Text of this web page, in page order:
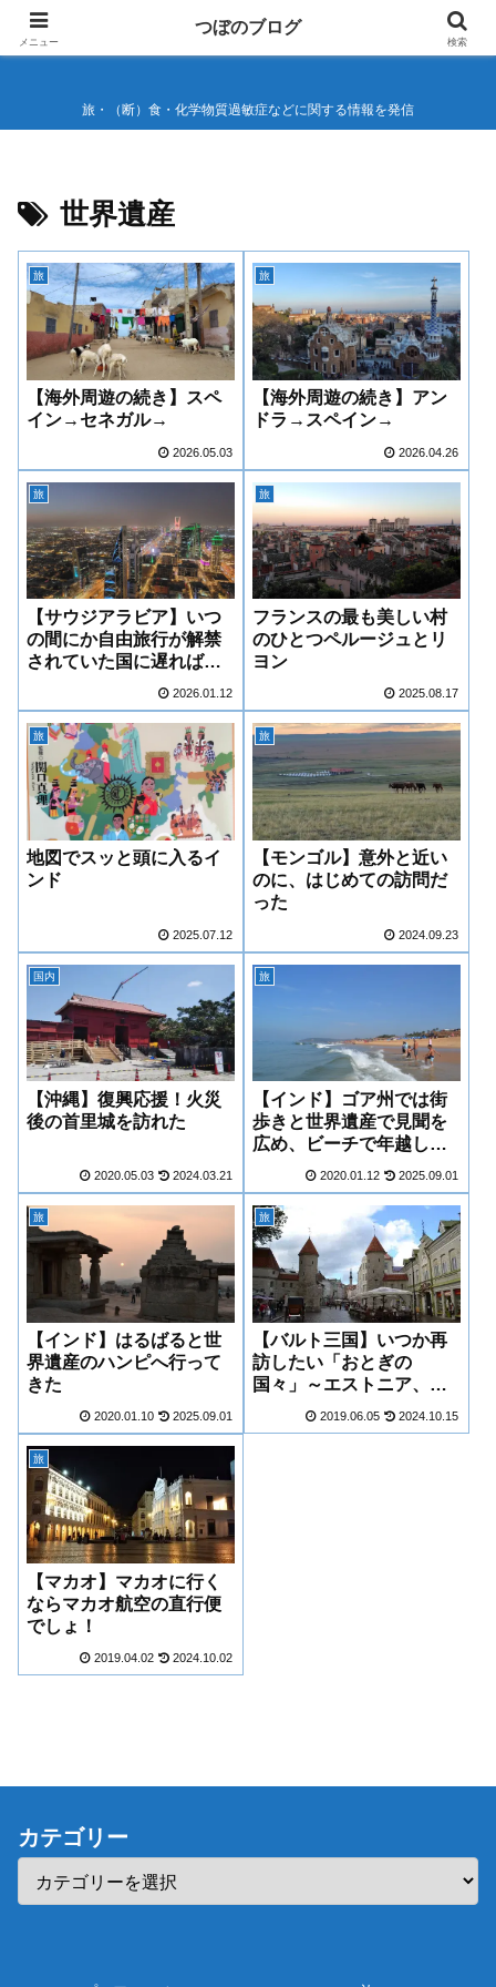
つぼのブログ
旅・（断）食・化学物質過敏症などに関する情報を発信
世界遺産
旅
【海外周遊の続き】スペ
イン→セネガル→
2026.05.03
旅
【海外周遊の続き】アン
ドラ→スペイン→
2026.04.26
旅
【サウジアラビア】いつ
の間にか自由旅行が解禁
されていた国に遅ればせ
ながら行ってきた
2026.01.12
旅
フランスの最も美しい村
のひとつペルージュとリ
ヨン
2025.08.17
旅
地図でスッと頭に入るイ
ンド
2025.07.12
旅
【モンゴル】意外と近い
のに、はじめての訪問だ
った
2024.09.23
国内
【沖縄】復興応援！火災
後の首里城を訪れた
2020.05.03 2024.03.21
旅
【インド】ゴア州では街
歩きと世界遺産で見聞を
広め、ビーチで年越しを
体験した
2020.01.12 2025.09.01
旅
【インド】はるばると世
界遺産のハンピへ行って
きた
2020.01.10 2025.09.01
旅
【バルト三国】いつか再
訪したい「おとぎの
国々」～エストニア、ラ
トビア、リトアニア～
2019.06.05 2024.10.15
旅
【マカオ】マカオに行く
ならマカオ航空の直行便
でしょ！
2019.04.02 2024.10.02
カテゴリー
メニュー
つぼのブログ
検索